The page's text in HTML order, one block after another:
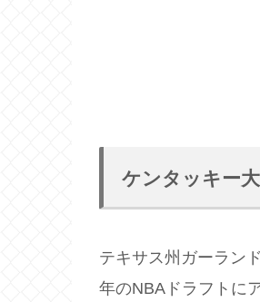
ケンタッキー
テキサス州ガーラン
年のNBAドラフトに